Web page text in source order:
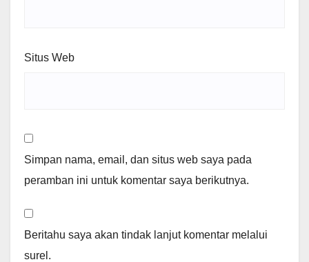
Situs Web
Simpan nama, email, dan situs web saya pada
peramban ini untuk komentar saya berikutnya.
Beritahu saya akan tindak lanjut komentar melalui
surel.